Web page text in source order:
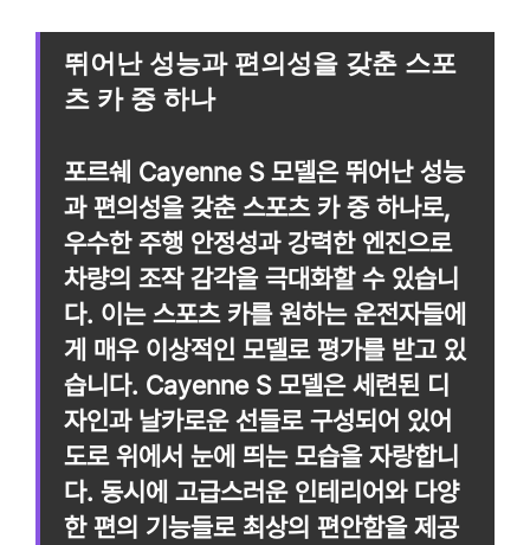
뛰어난 성능과 편의성을 갖춘 스포
츠 카 중 하나
포르쉐 Cayenne S 모델은 뛰어난 성능
과 편의성을 갖춘 스포츠 카 중 하나로,
우수한 주행 안정성과 강력한 엔진으로
차량의 조작 감각을 극대화할 수 있습니
다. 이는 스포츠 카를 원하는 운전자들에
게 매우 이상적인 모델로 평가를 받고 있
습니다. Cayenne S 모델은 세련된 디
자인과 날카로운 선들로 구성되어 있어
도로 위에서 눈에 띄는 모습을 자랑합니
다. 동시에 고급스러운 인테리어와 다양
한 편의 기능들로 최상의 편안함을 제공